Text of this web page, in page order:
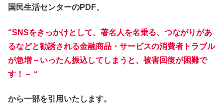
国民生活センターのPDF、
“SNSをきっかけとして、著名人を名乗る、つながりがあ
るなどと勧誘される金融商品・サービスの消費者トラブル
が急増－いったん振込してしまうと、被害回復が困難で
す！－ “
から一部を引用いたします。